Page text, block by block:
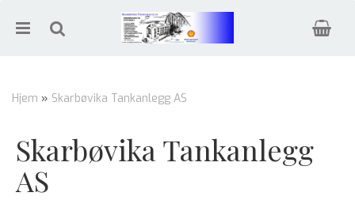
Hjem » Skarbøvika Tankanlegg AS
Skarbøvika Tankanlegg
AS